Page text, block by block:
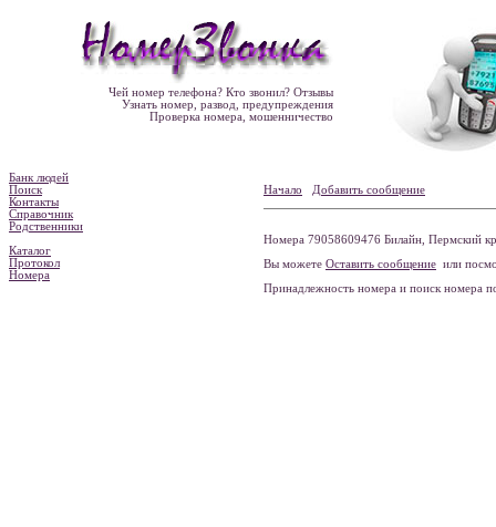
Чей номер телефона? Кто звонил? Отзывы
Узнать номер, развод, предупреждения
Проверка номера, мошенничество
Банк людей
Поиск
Контакты
Справочник
Родственники
Каталог
Протокол
Номера
Начало Добавить сообщение
Номера 79058609476 Билайн, Пермский
Вы можете Оставить сообщение или
Принадлежность номера и поиск номера